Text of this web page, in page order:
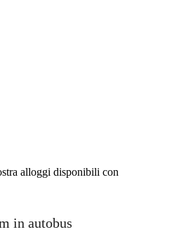
alloggi disponibili con
in autobus